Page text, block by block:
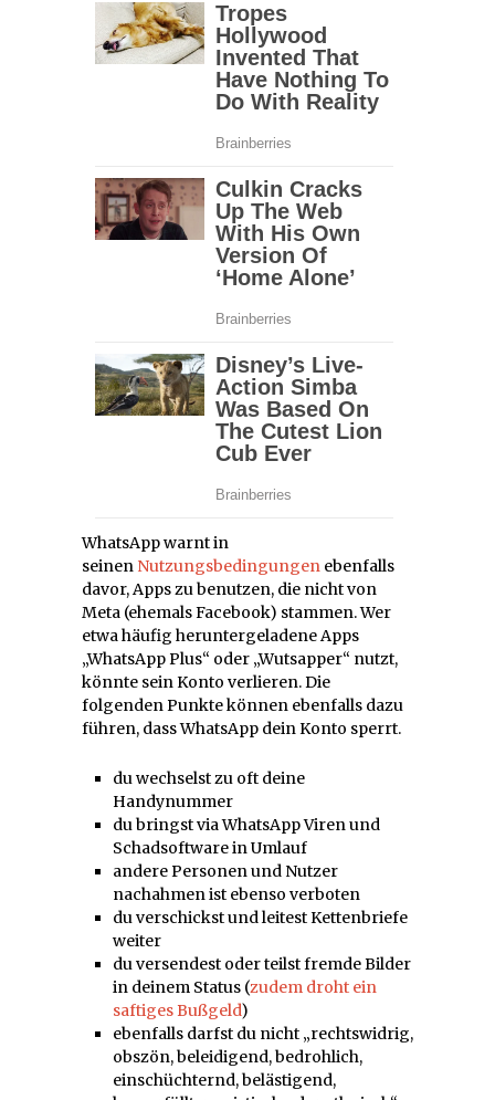
WhatsApp warnt in
seinen Nutzungsbedingungen ebenfalls
davor, Apps zu benutzen, die nicht von
Meta (ehemals Facebook) stammen. Wer
etwa häufig heruntergeladene Apps
„WhatsApp Plus“ oder „Wutsapper“ nutzt,
könnte sein Konto verlieren. Die
folgenden Punkte können ebenfalls dazu
führen, dass WhatsApp dein Konto sperrt.
du wechselst zu oft deine
Handynummer
du bringst via WhatsApp Viren und
Schadsoftware in Umlauf
andere Personen und Nutzer
nachahmen ist ebenso verboten
du verschickst und leitest Kettenbriefe
weiter
du versendest oder teilst fremde Bilder
in deinem Status (zudem droht ein
saftiges Bußgeld)
ebenfalls darfst du nicht „rechtswidrig,
obszön, beleidigend, bedrohlich,
einschüchternd, belästigend,